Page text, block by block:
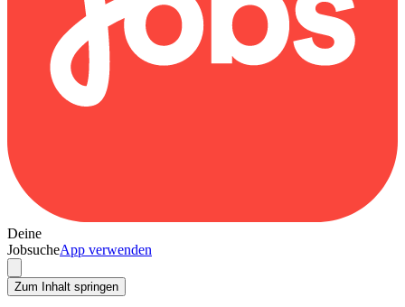
Deine
JobsucheApp verwenden
Zum Inhalt springen